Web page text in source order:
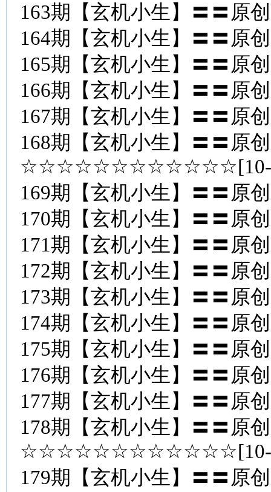
163期【玄机小生】〓〓原
164期【玄机小生】〓〓原
165期【玄机小生】〓〓原
166期【玄机小生】〓〓原
167期【玄机小生】〓〓原
168期【玄机小生】〓〓原
169期【玄机小生】〓〓原
170期【玄机小生】〓〓原
171期【玄机小生】〓〓原
172期【玄机小生】〓〓原
173期【玄机小生】〓〓原
174期【玄机小生】〓〓原
175期【玄机小生】〓〓原
176期【玄机小生】〓〓原
177期【玄机小生】〓〓原
178期【玄机小生】〓〓原
179期【玄机小生】〓〓原